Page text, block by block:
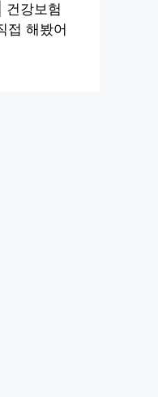
건강보험
접 해봤어